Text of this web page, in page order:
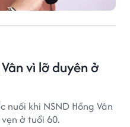
vì lỡ duyên ở
khi NSND Hồng Vân
ở tuổi 60.